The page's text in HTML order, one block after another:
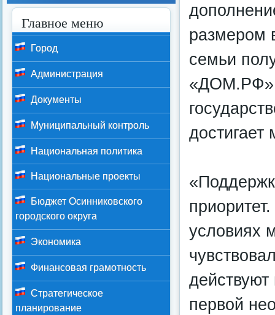
размером
семьи
«ДОМ.РФ».
условиях
действуют
первой
Главное меню
Город
Администрация
Документы
Муниципальный контроль
Национальная политика
Национальные проекты
Бюджет Осинниковского
городского округа
Экономика
Финансовая грамотность
Стратегическое
планирование